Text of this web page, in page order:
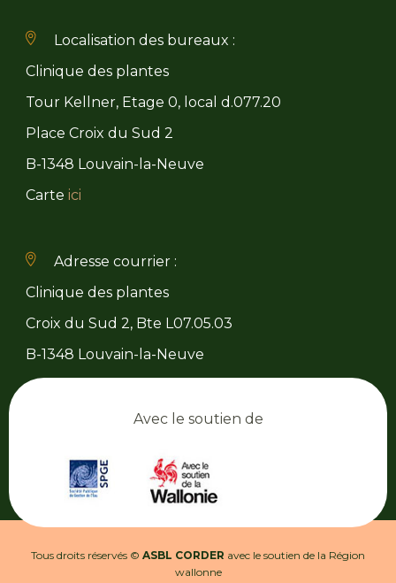
Localisation des bureaux :
Clinique des plantes
Tour Kellner, Etage 0, local d.077.20
Place Croix du Sud 2
B-1348 Louvain-la-Neuve
Carte ici
Adresse courrier :
Clinique des plantes
Croix du Sud 2, Bte L07.05.03
B-1348 Louvain-la-Neuve
Avec le soutien de
Tous droits réservés © ASBL CORDER avec le soutien de la Région
wallonne